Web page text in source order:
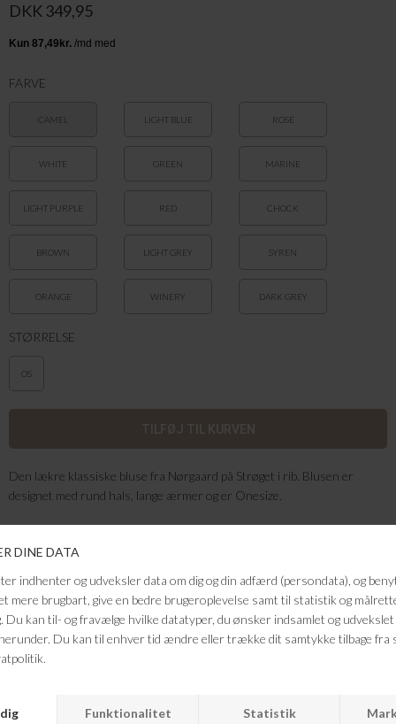
DKK 349,95
FARVE
CAMEL LIGHT BLUE ROSE
WHITE GREEN MARINE
LIGHT PURPLE RED CHOCK
BROWN LIGHT GREY SYREN
ORANGE WINERY DARK GREY
STØRRELSE
OS
Den lækre klassiske bluse fra Nørgaard på Strøget i rib. Blusen er
designet med rund hals, lange ærmer og er Onesize.
Farve: Camel
Vaskeanvisning: Finvask 40 grader
Må ikke tørretromles.
For at bevare længden - skal du rive i den lige efter du har vasket den.